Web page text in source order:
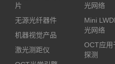
片
无源光纤器件
机器视觉产品
激光测距仪
光网络
Mini
光网络
OCT应用
探测